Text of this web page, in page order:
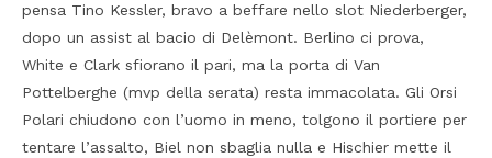
pensa Tino Kessler, bravo a beffare nello slot Niederberger,
dopo un assist al bacio di Delèmont. Berlino ci prova,
White e Clark sfiorano il pari, ma la porta di Van
Pottelberghe (mvp della serata) resta immacolata. Gli Orsi
Polari chiudono con l’uomo in meno, tolgono il portiere per
tentare l’assalto, Biel non sbaglia nulla e Hischier mette il